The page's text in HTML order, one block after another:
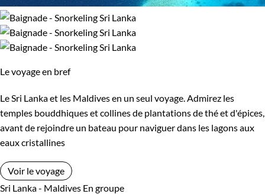
Le voyage en bref
Le Sri Lanka et les Maldives en un seul voyage. Admirez les
temples bouddhiques et collines de plantations de thé et d'épices,
avant de rejoindre un bateau pour naviguer dans les lagons aux
eaux cristallines
Voir le voyage
Sri Lanka - Maldives En groupe